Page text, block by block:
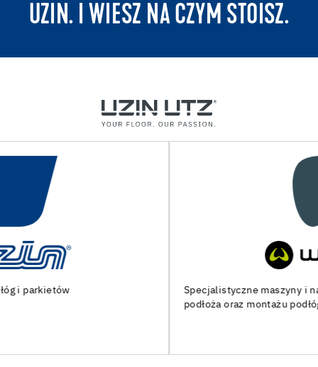
UZIN. I WIESZ NA CZYM STOISZ.
Specjalistyczne maszyny i narzędzia do przygotowania